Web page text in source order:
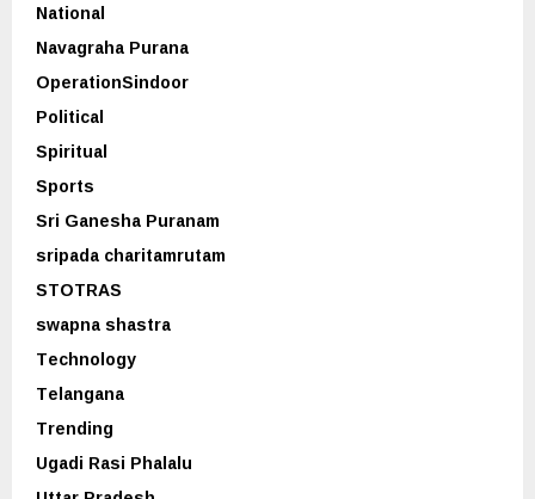
National
Navagraha Purana
OperationSindoor
Political
Spiritual
Sports
Sri Ganesha Puranam
sripada charitamrutam
STOTRAS
swapna shastra
Technology
Telangana
Trending
Ugadi Rasi Phalalu